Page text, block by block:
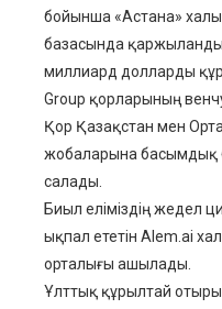
бойынша «Астана»
базасында
миллиард долларды
Group қорларының
Қор Қазақстан мен
жобаларына басымдық
салады.
Биыл еліміздің жедел
ықпал ететін Alem.ai
орталығы ашылады.
Ұлттық құрылтай